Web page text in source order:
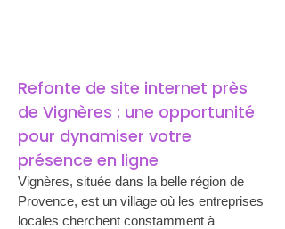
Refonte de site internet près
de Vignères : une opportunité
pour dynamiser votre
présence en ligne
Vignères, située dans la belle région de
Provence, est un village où les entreprises
locales cherchent constamment à